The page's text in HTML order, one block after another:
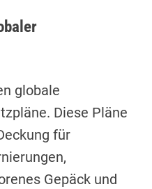
globale
Diese Pläne
für
Gepäck und